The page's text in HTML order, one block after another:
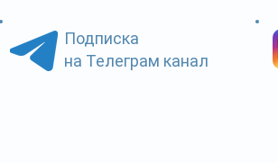
Подписка
на Телеграм канал